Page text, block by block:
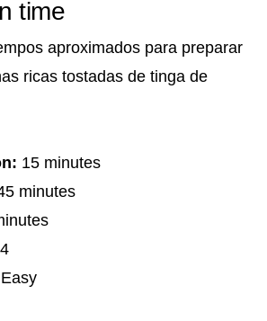
time
aproximados para preparar
ricas tostadas de tinga de
15 minutes
minutes
4
Easy